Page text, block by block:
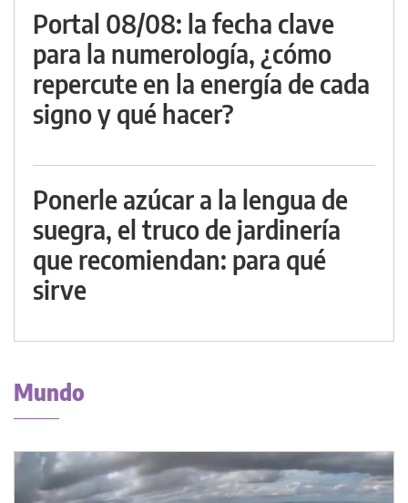
Portal 08/08: la fecha clave
para la numerología, ¿cómo
repercute en la energía de cada
signo y qué hacer?
Ponerle azúcar a la lengua de
suegra, el truco de jardinería
que recomiendan: para qué
sirve
Mundo